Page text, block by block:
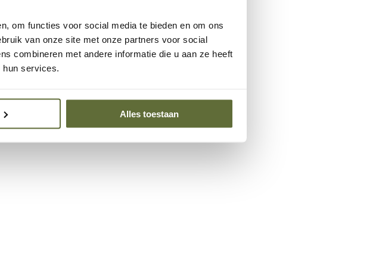
om functies voor social media te bieden en om ons
van onze site met onze partners voor social
combineren met andere informatie die u aan ze heeft
hun services.
Alles toestaan